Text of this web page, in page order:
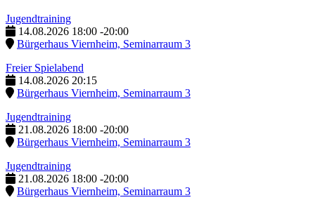
Jugendtraining
14.08.2026 18:00 -20:00
Bürgerhaus Viernheim, Seminarraum 3
Freier Spielabend
14.08.2026 20:15
Bürgerhaus Viernheim, Seminarraum 3
Jugendtraining
21.08.2026 18:00 -20:00
Bürgerhaus Viernheim, Seminarraum 3
Jugendtraining
21.08.2026 18:00 -20:00
Bürgerhaus Viernheim, Seminarraum 3